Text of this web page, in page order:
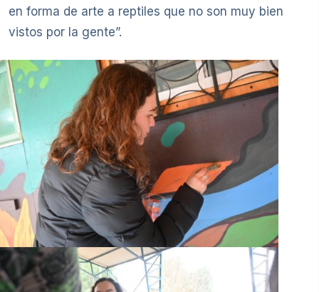
en forma de arte a reptiles que no son muy bien
vistos por la gente”.